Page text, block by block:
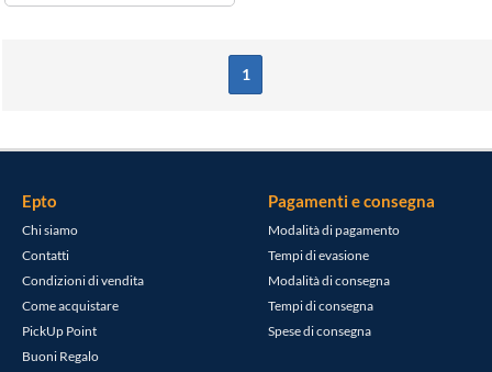
1
Epto
Chi siamo
Contatti
Condizioni di vendita
Come acquistare
PickUp Point
Buoni Regalo
Pagamenti e consegna
Modalità di pagamento
Tempi di evasione
Modalità di consegna
Tempi di consegna
Spese di consegna